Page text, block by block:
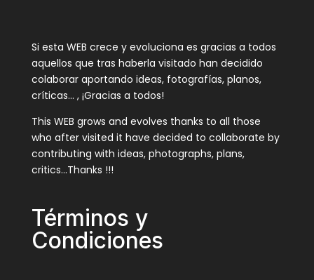
Si esta WEB crece y evoluciona es gracias a todos
aquellos que tras haberla visitado han decidido
colaborar aportando ideas, fotografías, planos,
críticas… , ¡Gracias a todos!
This WEB grows and evolves thanks to all those
who after visited it have decided to collaborate by
contributing with ideas, photographs, plans,
critics…Thanks !!!
Términos y
Condiciones